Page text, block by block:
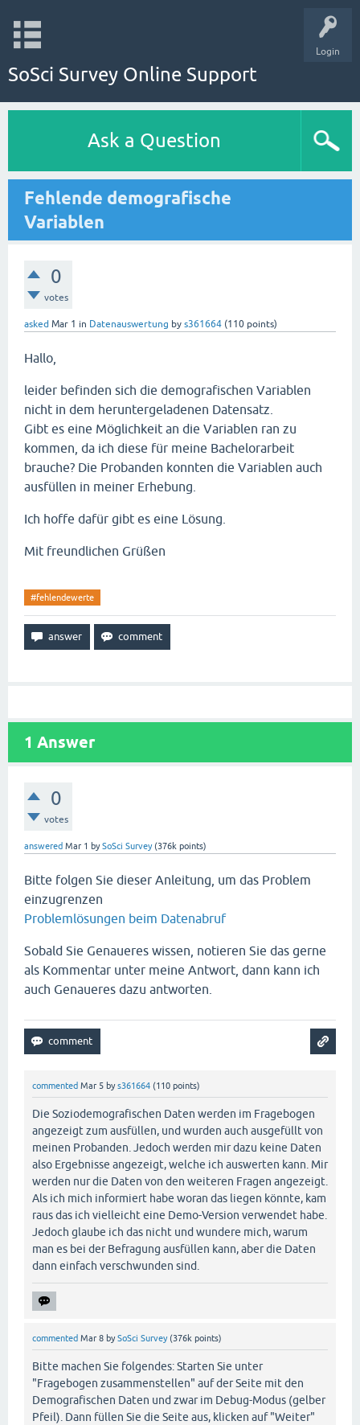
Login
SoSci Survey Online Support
Ask a Question
Fehlende demografische
Variablen
0
votes
asked Mar 1 in Datenauswertung by s361664 (110 points)
Hallo,
leider befinden sich die demografischen Variablen
nicht in dem heruntergeladenen Datensatz.
Gibt es eine Möglichkeit an die Variablen ran zu
kommen, da ich diese für meine Bachelorarbeit
brauche? Die Probanden konnten die Variablen auch
ausfüllen in meiner Erhebung.
Ich hoffe dafür gibt es eine Lösung.
Mit freundlichen Grüßen
#fehlendewerte
1 Answer
0
votes
answered Mar 1 bySoSci Survey (376k points)
Bitte folgen Sie dieser Anleitung, um das Problem
einzugrenzen
Problemlösungen beim Datenabruf
Sobald Sie Genaueres wissen, notieren Sie das gerne
als Kommentar unter meine Antwort, dann kann ich
auch Genaueres dazu antworten.
commented Mar 5 bys361664 (110 points)
Die Soziodemografischen Daten werden im Fragebogen
angezeigt zum ausfüllen, und wurden auch ausgefüllt von
meinen Probanden. Jedoch werden mir dazu keine Daten
also Ergebnisse angezeigt, welche ich auswerten kann. Mir
werden nur die Daten von den weiteren Fragen angezeigt.
Als ich mich informiert habe woran das liegen könnte, kam
raus das ich vielleicht eine Demo-Version verwendet habe.
Jedoch glaube ich das nicht und wundere mich, warum
man es bei der Befragung ausfüllen kann, aber die Daten
dann einfach verschwunden sind.
commented Mar 8 bySoSci Survey (376k points)
Bitte machen Sie folgendes: Starten Sie unter
"Fragebogen zusammenstellen" auf der Seite mit den
Demografischen Daten und zwar im Debug-Modus (gelber
Pfeil). Dann füllen Sie die Seite aus, klicken auf "Weiter"